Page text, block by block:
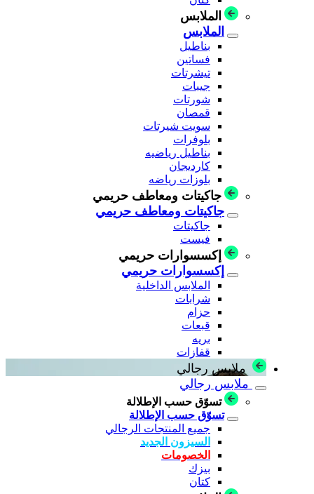
الملابس
الملابس
بناطيل
فساتين
تيشرتات
جيبات
شورتات
قمصان
سويت شيرتات
بلوفرات
بناطيل رياضيه
كارديجان
بلوزات رياضه
جاكيتات ومعاطف حريمي
جاكيتات ومعاطف حريمي
جاكيتات
فيست
إكسسوارات حريمي
إكسسوارات حريمي
الملابس الداخلية
شرابات
حزام
قبعات
بريه
قفازات
ملابس رجالي
ملابس رجالي
تسوّق حسب الإطلالة
تسوّق حسب الإطلالة
جميع المنتجات الرجالي
السيزون الجديد
الخصومات
بيزك
كتان